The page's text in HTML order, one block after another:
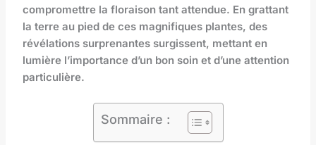
compromettre la floraison tant attendue. En grattant
la terre au pied de ces magnifiques plantes, des
révélations surprenantes surgissent, mettant en
lumière l’importance d’un bon soin et d’une attention
particulière.
Sommaire :